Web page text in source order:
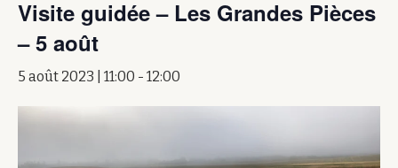
Visite guidée – Les Grandes Pièces
– 5 août
5 août 2023 | 11:00 - 12:00